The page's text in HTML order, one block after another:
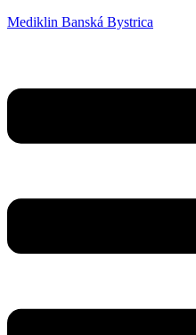
Mediklin Banská Bystrica